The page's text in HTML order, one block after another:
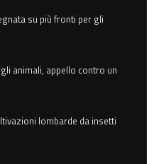
su più fronti per gli
animali, appello contro un
lombarde da insetti